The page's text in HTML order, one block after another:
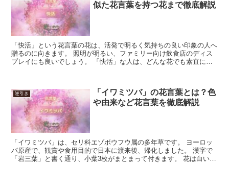
似た花言葉を持つ花まで徹底解説
「快活」という花言葉の花は、活発で明るく気持ちの良い印象の人へ
贈るのに向きます。 照明が明るい、ファミリー向け飲食店のディス
プレイにも良いでしょう。 「快活」な人は、どんな花でも素直に喜
逆引き
「イワミツバ」の花言葉とは？色
や由来など花言葉を徹底解説
「イワミツバ」は、セリ科エゾボウフウ属の多年草です。 ヨーロッ
パ原産で、観賞や食用目的で日本に渡来後、帰化しました。 漢字で
「岩三葉」と書く通り、小葉3枚がまとまって付きます。 花は白い小